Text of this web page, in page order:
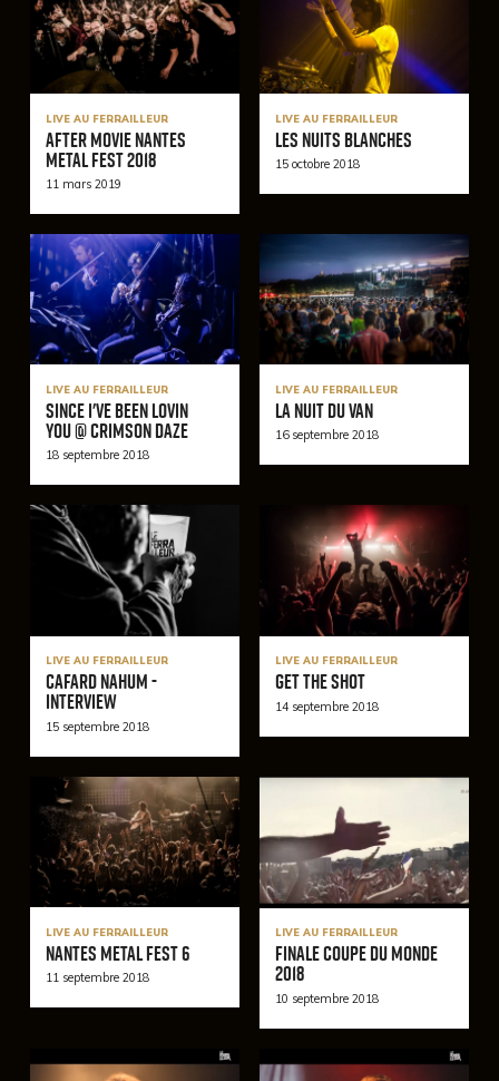
LIVE AU FERRAILLEUR
After Movie Nantes
Metal Fest 2018
11 mars 2019
LIVE AU FERRAILLEUR
Les nuits blanches
15 octobre 2018
LIVE AU FERRAILLEUR
Since I've Been Lovin
You @ Crimson Daze
18 septembre 2018
LIVE AU FERRAILLEUR
La Nuit du VAN
16 septembre 2018
LIVE AU FERRAILLEUR
Cafard Nahum -
Interview
15 septembre 2018
LIVE AU FERRAILLEUR
Get the shot
14 septembre 2018
LIVE AU FERRAILLEUR
Nantes Metal Fest 6
11 septembre 2018
LIVE AU FERRAILLEUR
Finale coupe du monde
2018
10 septembre 2018